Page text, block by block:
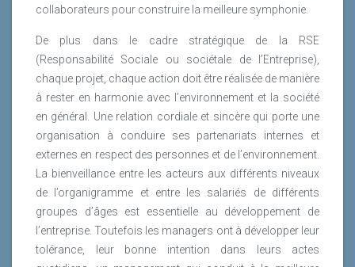
collaborateurs pour construire la meilleure symphonie.
De plus dans le cadre stratégique de la RSE
(Responsabilité Sociale ou sociétale de l’Entreprise),
chaque projet, chaque action doit être réalisée de manière
à rester en harmonie avec l’environnement et la société
en général. Une relation cordiale et sincère qui porte une
organisation à conduire ses partenariats internes et
externes en respect des personnes et de l’environnement.
La bienveillance entre les acteurs aux différents niveaux
de l’organigramme et entre les salariés de différents
groupes d’âges est essentielle au développement de
l’entreprise. Toutefois les managers ont à développer leur
tolérance, leur bonne intention dans leurs actes